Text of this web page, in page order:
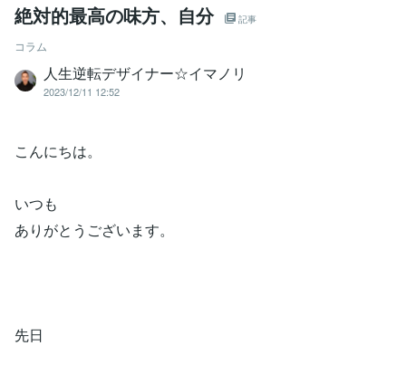
絶対的最高の味方、自分 記事
コラム
人生逆転デザイナー☆イマノリ
2023/12/11 12:52
こんにちは。
いつも
ありがとうございます。
先日